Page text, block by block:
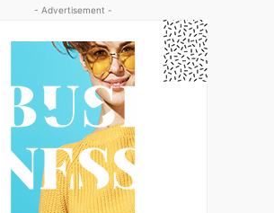
- Advertisement -